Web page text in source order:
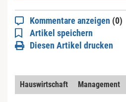
Kommentare anzeigen (0)
Artikel speichern
Diesen Artikel drucken
Hauswirtschaft Management